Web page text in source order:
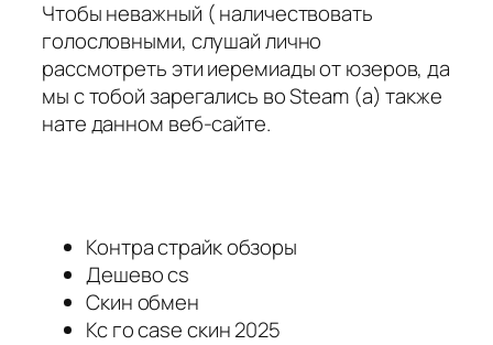
Чтобы неважный ( наличествовать
голословными, слушай лично
рассмотреть эти иеремиады от юзеров, да
мы с тобой зарегались во Steam (а) также
нате данном веб-сайте.
Контра страйк обзоры
Дешево cs
Скин обмен
Кс го case скин 2025